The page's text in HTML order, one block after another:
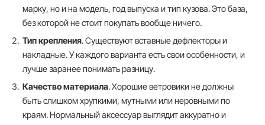
марку, но и на модель, год выпуска и тип кузова. Это база,
без которой не стоит покупать вообще ничего.
Тип крепления. Существуют вставные дефлекторы и
накладные. У каждого варианта есть свои особенности, и
лучше заранее понимать разницу.
Качество материала. Хорошие ветровики не должны
быть слишком хрупкими, мутными или неровными по
краям. Нормальный аксессуар выглядит аккуратно и